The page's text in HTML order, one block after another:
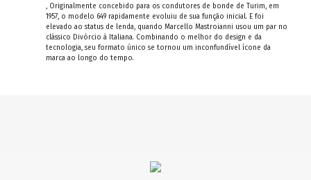
, Originalmente concebido para os condutores de bonde de Turim, em
1957, o modelo 649 rapidamente evoluiu de sua função inicial. E foi
elevado ao status de lenda, quando Marcello Mastroianni usou um par no
clássico Divórcio à Italiana. Combinando o melhor do design e da
tecnologia, seu formato único se tornou um inconfundível ícone da
marca ao longo do tempo.